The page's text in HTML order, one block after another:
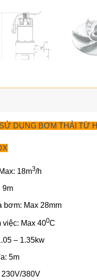
DỤNG BƠM THẢI TỪ
18m3/h
9m
bơm: Max 28mm
việc: Max 400C
– 1.35kw
5m
380V